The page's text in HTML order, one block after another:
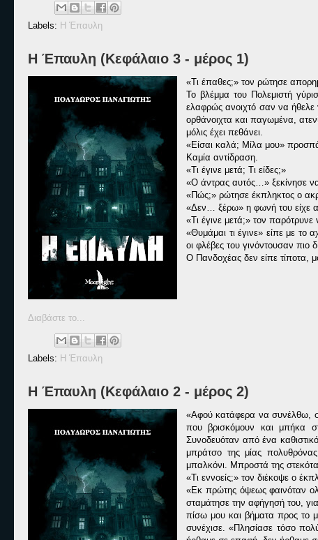
Labels: Η Έπαυλη
Η Έπαυλη (Κεφάλαιο 3 - μέρος 1)
«Τι έπαθες;» τον ρώτησε
Το βλέμμα του Πολεμιστή
ελαφρώς ανοιχτό σαν να ήθελε
ορθάνοιχτα και παγωμένα,
μόλις έχει πεθάνει.
«Είσαι καλά; Μίλα μου»
Καμία αντίδραση.
«Τι έγινε μετά; Τι είδες;»
«Ο άντρας αυτός…» ξεκίνησε
«Πώς;» ρώτησε έκπληκτος ο
«Δεν… ξέρω» η φωνή του είχε
«Τι έγινε μετά;» τον
«Θυμάμαι τι έγινε» είπε με το
οι φλέβες του γινόντουσαν πιο
Ο Πανδοχέας δεν είπε τίποτα,
Διαβάστε το...
Labels: Η Έπαυλη
Η Έπαυλη (Κεφάλαιο 2 - μέρος 2)
«Αφού κατάφερα να συνέλθω,
που βρισκόμουν και μπήκα
Συνοδευόταν από ένα
μπράτσο της μίας
μπαλκόνι. Μπροστά της
«Τι εννοείς;» τον διέκοψε ο
«Εκ πρώτης όψεως φαινόταν
σταμάτησε την αφήγησή του,
πίσω μου και βήματα προς το
συνέχισε. «Πλησίασε τόσο